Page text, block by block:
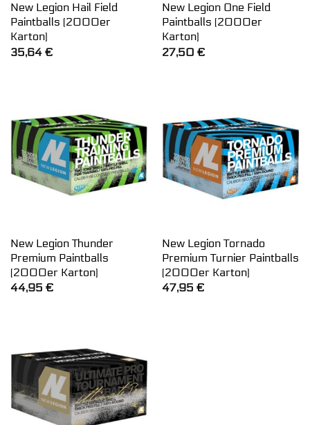
New Legion Hail Field
Paintballs (2000er
Karton)
35,64 €
New Legion One Field
Paintballs (2000er
Karton)
27,50 €
New Legion Thunder
Premium Paintballs
(2000er Karton)
44,95 €
New Legion Tornado
Premium Turnier Paintballs
(2000er Karton)
47,95 €